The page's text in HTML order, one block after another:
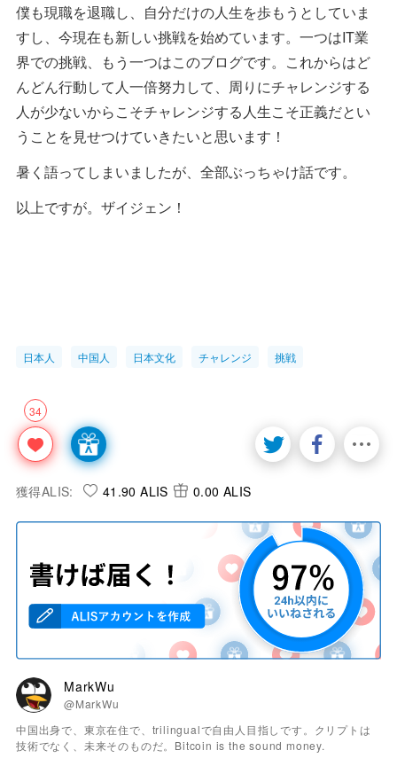
僕も現職を退職し、自分だけの人生を歩もうとしていま
すし、今現在も新しい挑戦を始めています。一つはIT業
界での挑戦、もう一つはこのブログです。これからはど
んどん行動して人一倍努力して、周りにチャレンジする
人が少ないからこそチャレンジする人生こそ正義だとい
うことを見せつけていきたいと思います！
暑く語ってしまいましたが、全部ぶっちゃけ話です。
以上ですが。ザイジェン！
日本人 中国人 日本文化 チャレンジ 挑戦
34
獲得ALIS: 41.90 ALIS 0.00 ALIS
MarkWu
@MarkWu
中国出身で、東京在住で、trilingualで自由人目指しです。クリプトは
技術でなく、未来そのものだ。Bitcoin is the sound money.